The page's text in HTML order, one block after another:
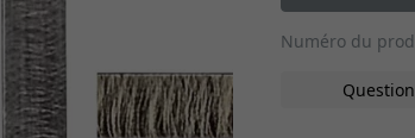
Numéro du